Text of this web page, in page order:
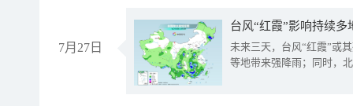
7月27日
台风“红霞”影响持续
未来三天，台风“红霞”或
等地带来强降雨；同时，